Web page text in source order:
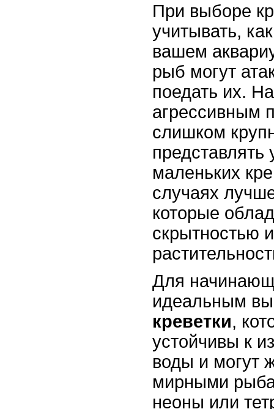
При выборе
учитывать,
вашем
рыб могут
поедать их.
агрессивным
слишком
представлять
маленьких
случаях
которые
скрытностью
Для
идеальным
креветки,
устойчивы к
воды и могут
мирными
неоны или